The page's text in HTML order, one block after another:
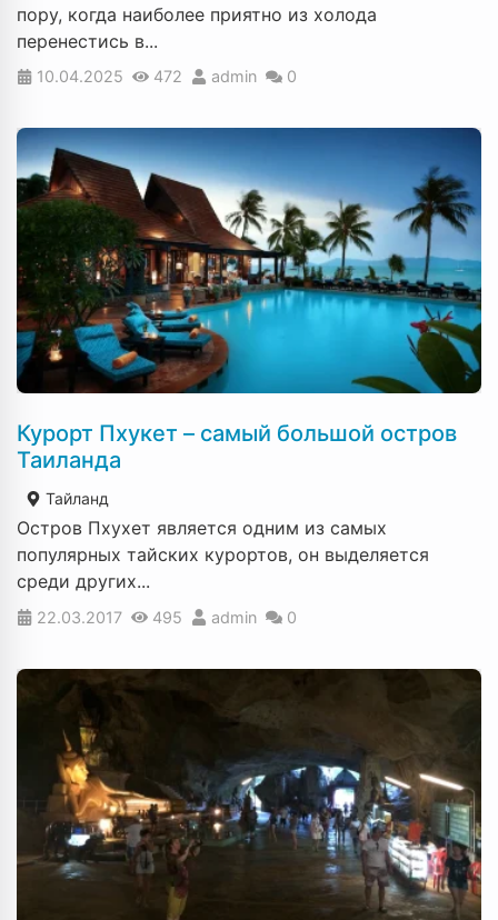
пору, когда наиболее приятно из холода
перенестись в...
10.04.2025 472 admin 0
Курорт Пхукет – самый большой остров
Таиланда
Тайланд
Остров Пхухет является одним из самых
популярных тайских курортов, он выделяется
среди других...
22.03.2017 495 admin 0